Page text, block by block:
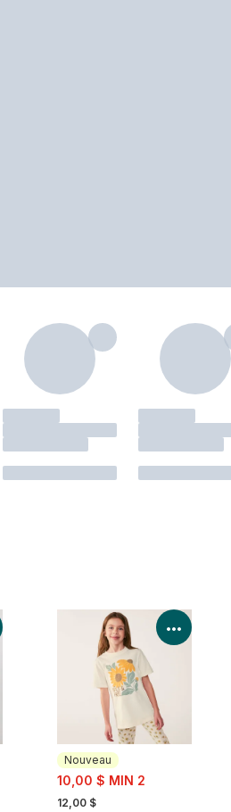
Voir les détails du produit
Nouveau
sale:
10,00 $ MIN 2
, formerly:
12,00 $
Voir